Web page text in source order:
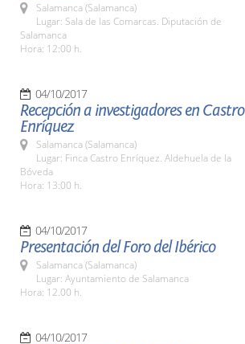
Salamanca (Salamanca)
Lugar: Sala de las Comarcas. Diputación de
Salamanca
Hora: 12:00 h.
04/10/2017
Recepción a investigadores en Castro
Enríquez
Salamanca (Salamanca)
Lugar: Finca Castro Enríquez. Aldehuela de la
Bóveda
Hora: 13:00 h.
04/10/2017
Presentación del Foro del Ibérico
Salamanca (Salamanca)
Lugar: Ayuntamiento de Salamanca
Hora: 12.00 h.
04/10/2017